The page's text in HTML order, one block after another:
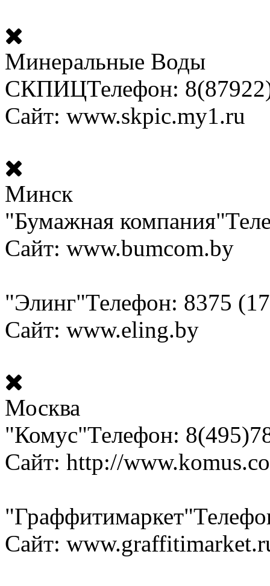
Минеральные Воды
СКПИЦТелефон:
Сайт: www.skpic.my1.ru
Минск
"Бумажная компания"
Сайт: www.bumcom.by
"Элинг"Телефон: 8375
Сайт: www.eling.by
Москва
"Комус"Телефон:
Сайт: http://
"Граффитимаркет"
Сайт: